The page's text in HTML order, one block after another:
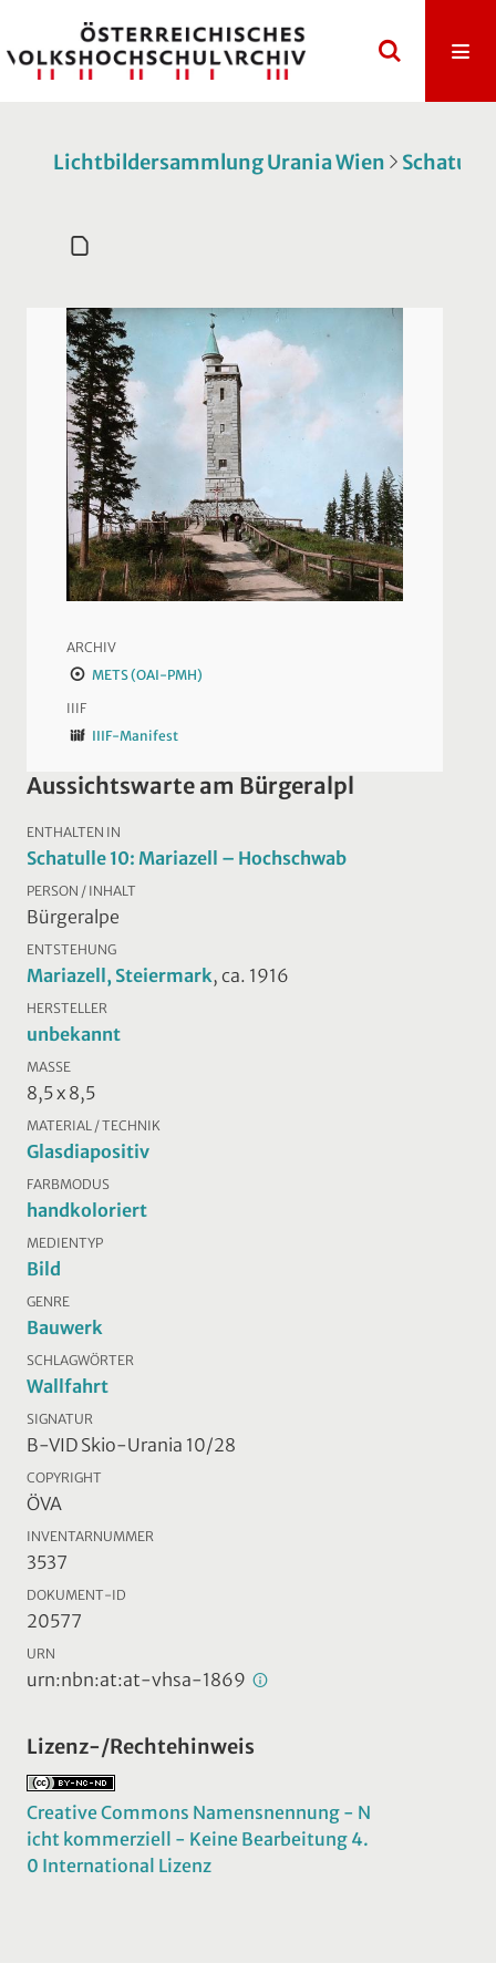
Lichtbildersammlung Urania Wien
ARCHIV
METS (OAI-PMH)
IIIF
IIIF-Manifest
Aussichtswarte am Bürgeralpl
ENTHALTEN IN
Schatulle 10: Mariazell – Hochschwab
PERSON / INHALT
Bürgeralpe
ENTSTEHUNG
Mariazell, Steiermark, ca. 1916
HERSTELLER
unbekannt
MASSE
8,5 x 8,5
MATERIAL / TECHNIK
Glasdiapositiv
FARBMODUS
handkoloriert
MEDIENTYP
Bild
GENRE
Bauwerk
SCHLAGWÖRTER
Wallfahrt
SIGNATUR
B-VID Skio-Urania 10/28
COPYRIGHT
ÖVA
INVENTARNUMMER
3537
DOKUMENT-ID
20577
URN
urn:nbn:at:at-vhsa-1869
Lizenz-/Rechtehinweis
Creative Commons Namensnennung - N
icht kommerziell - Keine Bearbeitung 4.
0 International Lizenz